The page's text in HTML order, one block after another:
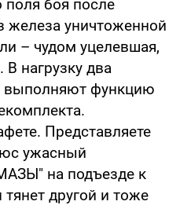
боя после
железа уничтоженной
– чудом уцелевшая,
В нагрузку два
функцию
Представляете
ужасный
на подъезде к
другой и тоже